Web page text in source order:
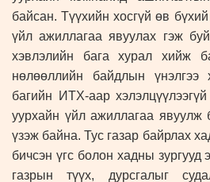
байсан. Түүхийн хосгүй өв
үйл ажиллагаа явуулах гэж
хэвлэлийн бага хурал хийж
нөлөөллийн байдлын үнэлгээ
багийн ИТХ-аар
уурхайн үйл ажиллагаа явуулж
үзэж байна. Тус газар байрлах
бичсэн үгс болон хадны зургууд
газрын түүх, дурсгалыг